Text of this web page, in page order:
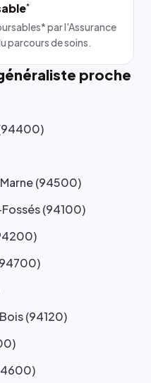
*
par l'Assurance
parcours de soins.
proche
(94500)
(94100)
(94120)